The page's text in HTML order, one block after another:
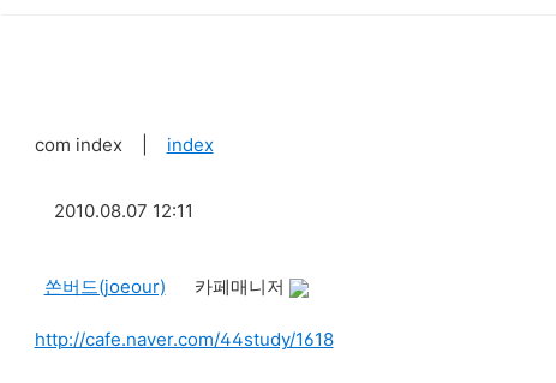
com index index
2010.08.07 12:11
쏜버드(joeour) 카페매니저
http://cafe.naver.com/44study/1618